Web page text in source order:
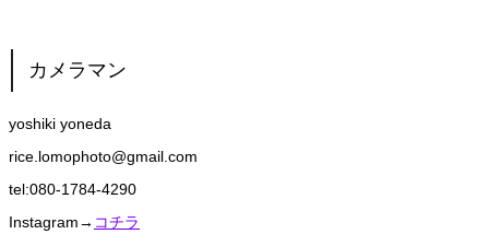
カメラマン
yoshiki yoneda
rice.lomophoto@gmail.com
tel:080-1784-4290
Instagram→ コチラ